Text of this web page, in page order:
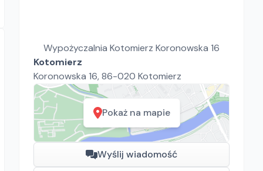
Wypożyczalnia Kotomierz Koronowska 16
Kotomierz
Koronowska 16, 86-020 Kotomierz
Pokaż na mapie
Wyślij wiadomość